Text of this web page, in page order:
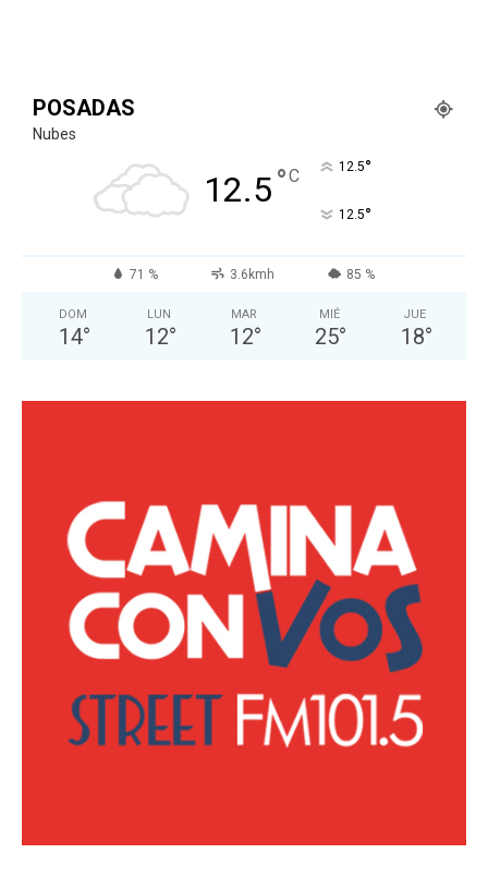
POSADAS
Nubes
12.5°C 12.5°
12.5°
71 % 3.6kmh 85 %
DOM
14°
LUN
12°
MAR
12°
MIÉ
25°
JUE
18°